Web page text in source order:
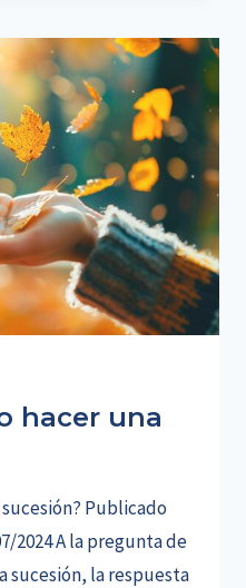
hacer una
Publicado
2024 A la pregunta de
sucesión, la respuesta